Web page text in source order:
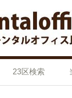
の格安
23区検索